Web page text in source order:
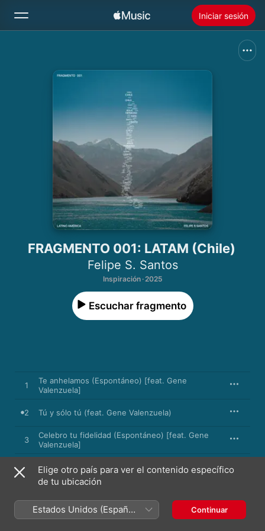
Iniciar sesión
Novedades
Radio
Instalar Apple Music
FRAGMENTO 001: LATAM (Chile)
Felipe S. Santos
Inspiración · 2025
Escuchar fragmento
1
Te anhelamos (Espontáneo) [feat. Gene
Valenzuela]
2 Tú y sólo tú (feat. Gene Valenzuela)
3
Celebro tu fidelidad (Espontáneo) [feat. Gene
Valenzuela]
4
Valenzuela)
Valenzuela)
6 Siempre que me mires (feat. Gene Valenzuela)
Elige otro país para ver el contenido específico
de tu ubicación
Estados Unidos (Español
México)
Continuar